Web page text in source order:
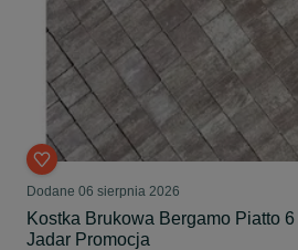
Dodane 06 sierpnia 2026
Kostka Brukowa Bergamo Piatto
Jadar Promocja